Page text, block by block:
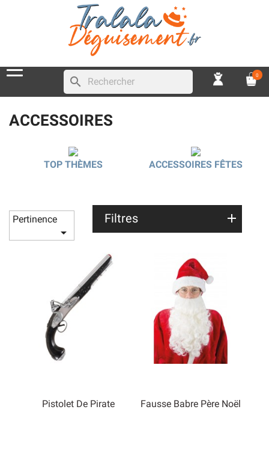
search 0
ACCESSOIRES
TOP THÈMES ACCESSOIRES FÊTES
Pertinence

Filtres
Pistolet De Pirate Fausse Babre Père Noël